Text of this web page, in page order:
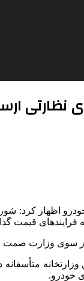
نظارتی
اظهار کرد:
فرایندهای قیمت
سوی وزارت صمت
خودرو.